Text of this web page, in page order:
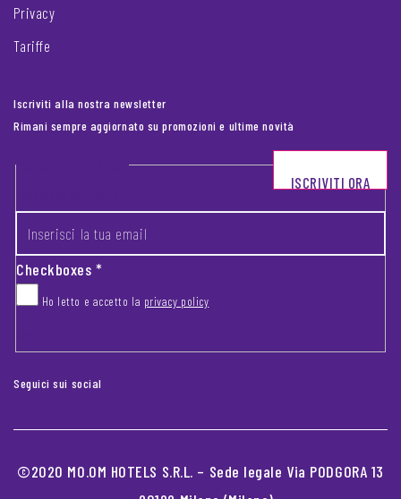
Privacy
Tariffe
Iscriviti alla nostra newsletter
Rimani sempre aggiornato su promozioni e ultime novità
Footer newsletter
Checkboxes*
Ho letto e accetto la privacy policy
ISCRIVITI ORA
Seguici sui social
©2020 MO.OM HOTELS S.R.L. – Sede legale Via PODGORA 13